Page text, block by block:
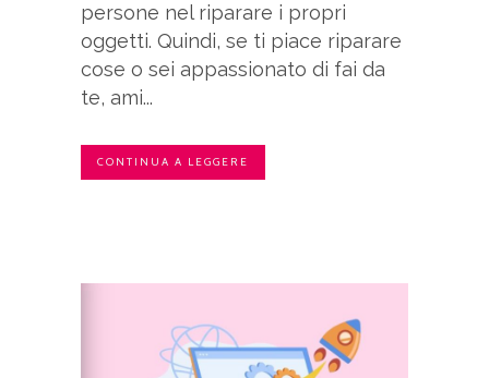
persone nel riparare i propri
oggetti. Quindi, se ti piace riparare
cose o sei appassionato di fai da
te, ami...
CONTINUA A LEGGERE